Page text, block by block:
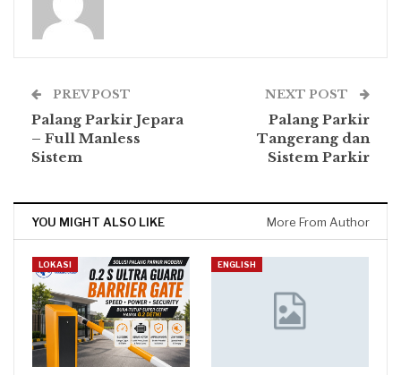
PREV POST
Palang Parkir Jepara
– Full Manless
Sistem
NEXT POST
Palang Parkir
Tangerang dan
Sistem Parkir
YOU MIGHT ALSO LIKE More From Author
LOKASI ENGLISH